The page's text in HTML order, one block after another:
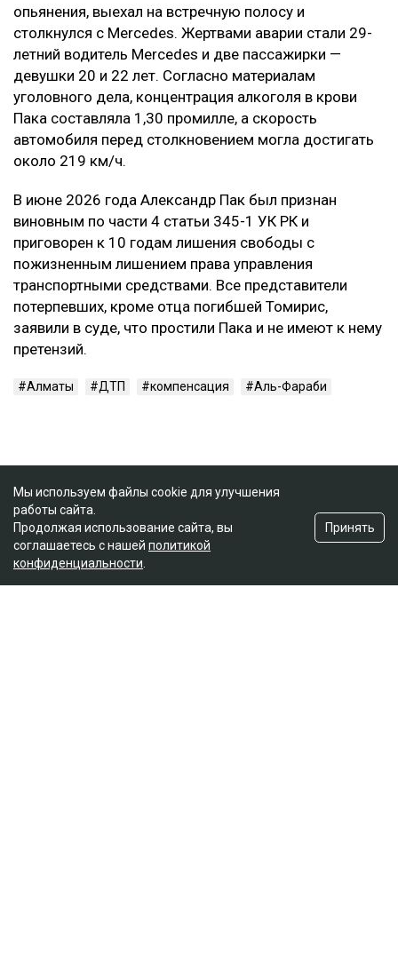
опьянения, выехал на встречную полосу и
столкнулся с Mercedes. Жертвами аварии стали 29-
летний водитель Mercedes и две пассажирки —
девушки 20 и 22 лет. Согласно материалам
уголовного дела, концентрация алкоголя в крови
Пака составляла 1,30 промилле, а скорость
автомобиля перед столкновением могла достигать
около 219 км/ч.
В июне 2026 года Александр Пак был признан
виновным по части 4 статьи 345-1 УК РК и
приговорен к 10 годам лишения свободы с
пожизненным лишением права управления
транспортными средствами. Все представители
потерпевших, кроме отца погибшей Томирис,
заявили в суде, что простили Пака и не имеют к нему
претензий.
Алматы ДТП компенсация Аль-Фараби
Мы используем файлы cookie для улучшения
работы сайта.
Продолжая использование сайта, вы
соглашаетесь с нашей политикой
конфиденциальности
Принять